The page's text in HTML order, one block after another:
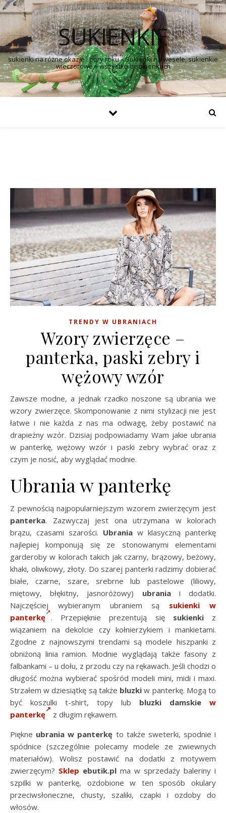
SUKIENKIE
sukienki na różne okazje i pory roku – Sukienki na wesele, sukienkie
wieczorowe – wszystko o sukienkach
TRENDY W UBRANIACH
Wzory zwierzęce –
panterka, paski zebry i
wężowy wzór
Zawsze modne, a jednak rzadko noszone są ubrania we
wzory zwierzęce. Skomponowanie z nimi stylizacji nie jest
łatwe i nie każda z nas ma odwagę, żeby postawić na
drapieżny wzór. Dzisiaj podpowiadamy Wam jakie ubrania
w panterkę, wężowy wzór i paski zebry wybrać oraz z
czym je nosić, aby wyglądać modnie.
Ubrania w panterkę
Z pewnością najpopularniejszym wzorem zwierzęcym jest
panterka. Zazwyczaj jest ona utrzymana w kolorach
brązu, czasami szarości. Ubrania w klasyczną panterkę
najlepiej komponują się ze stonowanymi elementami
garderoby w kolorach takich jak czarny, brązowy, beżowy,
khaki, oliwkowy, złoty. Do szarej panterki radzimy dobierać
białe, czarne, szare, srebrne lub pastelowe (liliowy,
miętowy, błękitny, jasnoróżowy) ubraniai dodatki.
Najczęściej wybieranym ubraniem są sukienki w
panterkę . Przepięknie prezentują się sukienkiz
wiązaniem na dekolcie czy kołnierzykiem i mankietami.
Zgodne z najnowszymi trendami są modele hiszpanki z
obniżoną linia ramion. Modnie wyglądają także fasony z
falbankami – u dołu, z przodu czy na rękawach. Jeśli chodzi o
długość można wybierać spośród modeli mini, midi i maxi.
Strzałem w dziesiątkę są także bluzki w panterkę. Mogą to
być koszulki t-shirt, topy lub bluzki damskie w
panterkę
z długim rękawem.
Piękne ubrania w panterkę to także sweterki, spodnie i
spódnice (szczególnie polecamy modele ze zwiewnych
materiałów). Wolisz postawić na dodatki z motywem
zwierzęcym? Sklep ebutik.pl ma w sprzedaży baleriny i
szpilki w panterkę, ozdobione w ten sposób okulary
przeciwsłoneczne, chusty, szaliki, czapki i ozdoby do
włosów.